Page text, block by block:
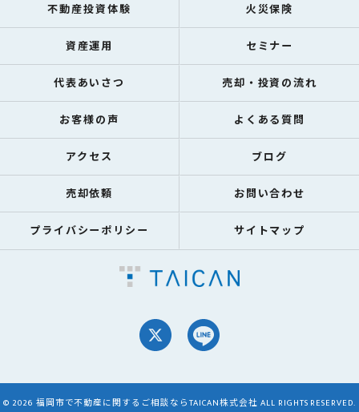
不動産投資体験 火災保険
資産運用 セミナー
代表あいさつ 売却・投資の流れ
お客様の声 よくある質問
アクセス ブログ
売却依頼 お問い合わせ
プライバシーポリシー サイトマップ
© 2026 福岡市で不動産に関するご相談ならTAICAN株式会社 ALL RIGHTS RESERVED.